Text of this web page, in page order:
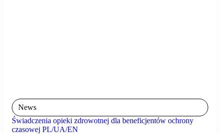
News
Świadczenia opieki zdrowotnej dla beneficjentów ochrony
czasowej PL/UA/EN